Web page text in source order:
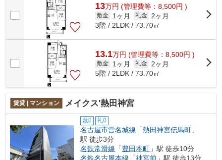
13万円 (管理費等：8,500円 )
敷金 1ヶ月 礼金
2ヶ月
3階 / 2LDK / 73.70㎡
13.1万円 (管理費等：8,500円 )
敷金 1ヶ月 礼金
2ヶ月
5階 / 2LDK / 73.70㎡
賃貸 | マンション メイクス'熱田神宮
敷0 礼0
名古屋市営名城線 「熱田神宮伝馬町 」
駅 徒歩3分
名鉄常滑線 「豊田本町 」駅 徒歩10分
名鉄名古屋本線 「神宮前 」駅 徒歩13分